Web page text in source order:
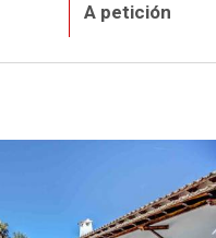
A petición